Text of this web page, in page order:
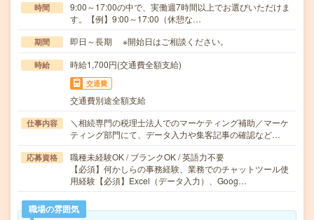
時間
9:00～17:00の中で、実働週7時間以上でお選びいただけま
す。【例】9:00～17:00（休憩な…
期間 即日～長期 ※開始日はご相談ください。
時給 時給1,700円(交通費全額支給)
交通費
交通費別途全額支給
仕事内容
＼相続専門の税理士法人でのマーケティング補助／マーケ
ティング部門にて、データ入力や集客記事の確認など…
応募資格
職種未経験OK / ブランクOK / 英語力不要
【必須】何かしらの事務経験、業務でのチャットツール使
用経験【必須】Excel（データ入力）、Goog…
職場の雰囲気